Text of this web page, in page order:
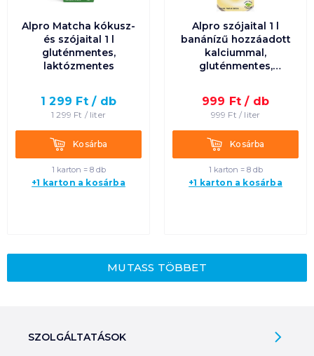
Alpro Matcha kókusz-
és szójaital 1 l
gluténmentes,
laktózmentes
1 299 Ft / db
1 299 Ft / liter
KosárbaKosárba
1 karton = 8 db
+1 karton a kosárba
Alpro szójaital 1 l
banánízű hozzáadott
kalciummal,
gluténmentes,
999 Ft / db
999 Ft / liter
KosárbaKosárba
1 karton = 8 db
+1 karton a kosárba
MUTASS TÖBBET
SZOLGÁLTATÁSOK